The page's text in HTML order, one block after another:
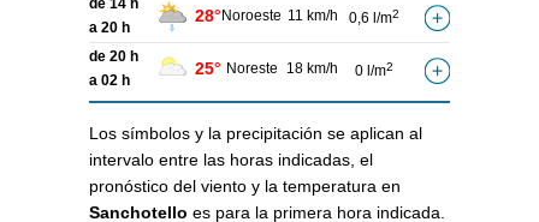
de 14 h
a 20 h
28° Noroeste 11 km/h 0,6 l/m2
de 20 h
a 02 h
25° Noreste 18 km/h 0 l/m2
Los símbolos y la precipitación se aplican al
intervalo entre las horas indicadas, el
pronóstico del viento y la temperatura en
Sanchotello es para la primera hora indicada.